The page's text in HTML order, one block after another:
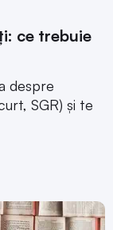
ce trebuie
despre
SGR) și te